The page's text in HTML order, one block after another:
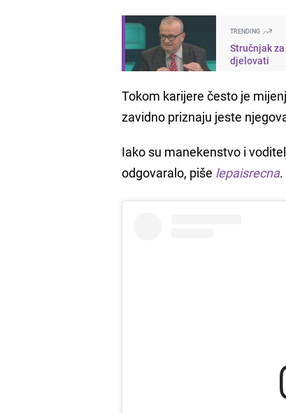
TRENDING
Stručnjak
djelovati
Tokom karijere često je
zavidno priznaju jeste
Iako su manekenstvo i
odgovaralo, piše lepaisrecna.